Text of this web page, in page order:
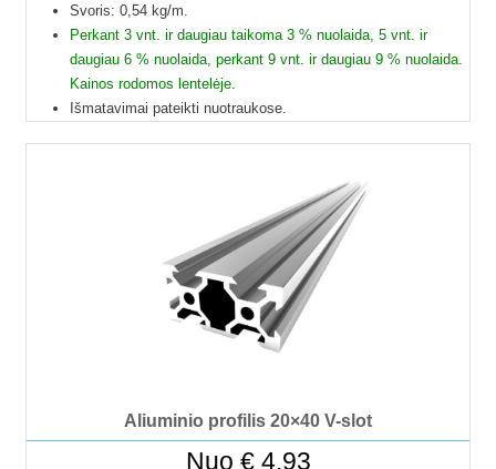
VALDIKLIŲ PALYGINIMAS
Svoris: 0,54 kg/m.
Perkant 3 vnt. ir daugiau taikoma 3 % nuolaida, 5 vnt. ir
daugiau 6 % nuolaida, perkant 9 vnt. ir daugiau 9 % nuolaida.
Kainos rodomos lentelėje.
Išmatavimai pateikti nuotraukose.
profiliai į paštomatus netelpa, todėl juos galime pristatyti
Profilių Ilgis gali būti su 1 mm paklaida.
Dėl klausimų ir užsakymų kitokių ilgių profilių galite kreiptis
Kad matytumėte kainą pasirinkite ilgį.
Aliuminio profilis 20×40 V-slot
Nuo €4.93